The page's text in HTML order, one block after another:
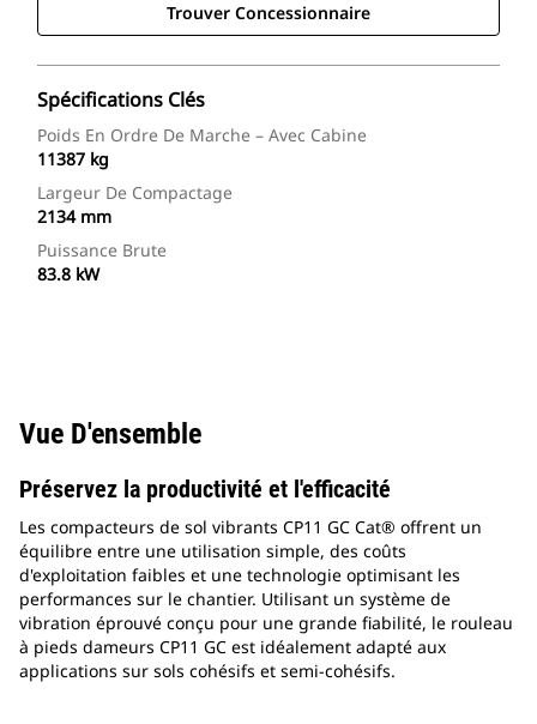
Trouver Concessionnaire
Spécifications Clés
Poids En Ordre De Marche – Avec Cabine
11387 kg
Largeur De Compactage
2134 mm
Puissance Brute
83.8 kW
Vue D'ensemble
Préservez la productivité et l'efficacité
Les compacteurs de sol vibrants CP11 GC Cat® offrent un
équilibre entre une utilisation simple, des coûts
d'exploitation faibles et une technologie optimisant les
performances sur le chantier. Utilisant un système de
vibration éprouvé conçu pour une grande fiabilité, le rouleau
à pieds dameurs CP11 GC est idéalement adapté aux
applications sur sols cohésifs et semi-cohésifs.